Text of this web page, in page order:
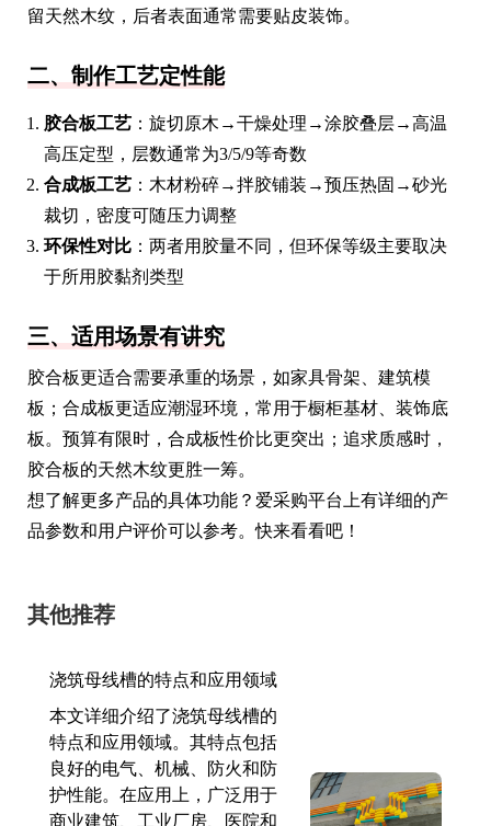
留天然木纹，后者表面通常需要贴皮装饰。
二、制作工艺定性能
胶合板工艺 ：旋切原木→干燥处理→涂胶叠层→高温
高压定型，层数通常为3/5/9等奇数
合成板工艺 ：木材粉碎→拌胶铺装→预压热固→砂光
裁切，密度可随压力调整
环保性对比 ：两者用胶量不同，但环保等级主要取决
于所用胶黏剂类型
三、适用场景有讲究
胶合板更适合需要承重的场景，如家具骨架、建筑模
板；合成板更适应潮湿环境，常用于橱柜基材、装饰底
板。预算有限时，合成板性价比更突出；追求质感时，
胶合板的天然木纹更胜一筹。
想了解更多产品的具体功能？爱采购平台上有详细的产
品参数和用户评价可以参考。快来看看吧！
其他推荐
浇筑母线槽的特点和应用领域
本文详细介绍了浇筑母线槽的
特点和应用领域。其特点包括
良好的电气、机械、防火和防
护性能。在应用上，广泛用于
商业建筑、工业厂房、医院和